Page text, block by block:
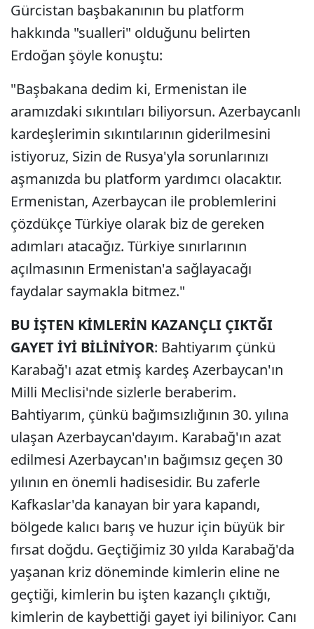
Gürcistan başbakanının bu platform
hakkında "sualleri" olduğunu belirten
Erdoğan şöyle konuştu:
"Başbakana dedim ki, Ermenistan ile
aramızdaki sıkıntıları biliyorsun. Azerbaycanlı
kardeşlerimin sıkıntılarının giderilmesini
istiyoruz, Sizin de Rusya'yla sorunlarınızı
aşmanızda bu platform yardımcı olacaktır.
Ermenistan, Azerbaycan ile problemlerini
çözdükçe Türkiye olarak biz de gereken
adımları atacağız. Türkiye sınırlarının
açılmasının Ermenistan'a sağlayacağı
faydalar saymakla bitmez."
BU İŞTEN KİMLERİN KAZANÇLI ÇIKTĞI
GAYET İYİ BİLİNİYOR: Bahtiyarım çünkü
Karabağ'ı azat etmiş kardeş Azerbaycan'ın
Milli Meclisi'nde sizlerle beraberim.
Bahtiyarım, çünkü bağımsızlığının 30. yılına
ulaşan Azerbaycan'dayım. Karabağ'ın azat
edilmesi Azerbaycan'ın bağımsız geçen 30
yılının en önemli hadisesidir. Bu zaferle
Kafkaslar'da kanayan bir yara kapandı,
bölgede kalıcı barış ve huzur için büyük bir
fırsat doğdu. Geçtiğimiz 30 yılda Karabağ'da
yaşanan kriz döneminde kimlerin eline ne
geçtiği, kimlerin bu işten kazançlı çıktığı,
kimlerin de kaybettiği gayet iyi biliniyor. Canı